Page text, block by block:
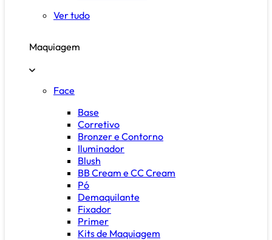
Ver tudo
Maquiagem
Face
Base
Corretivo
Bronzer e Contorno
Iluminador
Blush
BB Cream e CC Cream
Pó
Demaquilante
Fixador
Primer
Kits de Maquiagem